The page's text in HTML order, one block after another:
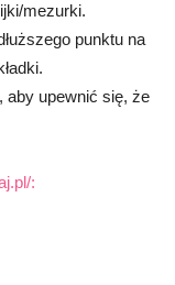
mezurki.
punktu na
aby upewnić się, że
: